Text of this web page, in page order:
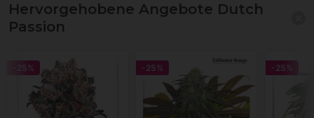
Hervorgehobene Angebote Dutch
Passion
-25% -25% -25%